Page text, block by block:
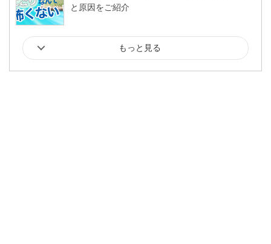
と原因をご紹介
もっと見る